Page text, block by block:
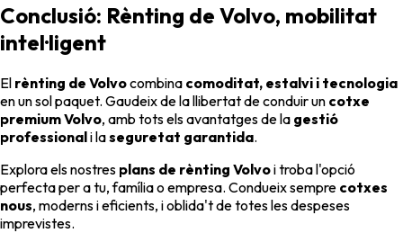
Conclusió: Rènting de Volvo, mobilitat
intel·ligent
El rènting de Volvocombina comoditat, estalvi i tecnologia
en un sol paquet. Gaudeix de la llibertat de conduir un cotxe
premium Volvo, amb tots els avantatges de la gestió
professionali laseguretat garantida.
Explora els nostres plans de rènting Volvoi troba l'opció
perfecta per a tu, família o empresa. Condueix sempre cotxes
nous, moderns i eficients, i oblida't de totes les despeses
imprevistes.